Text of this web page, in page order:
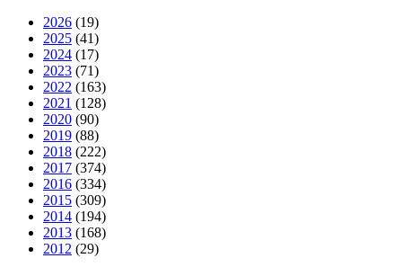
2026 (19)
2025 (41)
2024 (17)
2023 (71)
2022 (163)
2021 (128)
2020 (90)
2019 (88)
2018 (222)
2017 (374)
2016 (334)
2015 (309)
2014 (194)
2013 (168)
2012 (29)